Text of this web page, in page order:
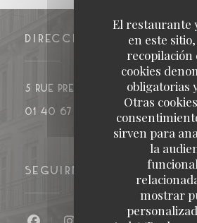
El restaurante
en este
recopilación
cookies
obligatorias
Otras
sirven para
la
mostrar
DIRECCIÓN
5 rue Presbourg 75016 PARIS
01 40 67 17 37
SEGUIRNOS